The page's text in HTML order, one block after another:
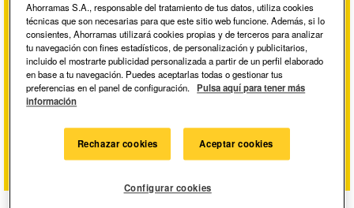
Buscar por palabra clave
Buscar por ubicación
Ahorramas S.A., responsable del tratamiento de tus datos, utiliza cookies
técnicas que son necesarias para que este sitio web funcione. Además, si lo
consientes, Ahorramas utilizará cookies propias y de terceros para analizar
tu navegación con fines estadísticos, de personalización y publicitarios,
incluido el mostrarte publicidad personalizada a partir de un perfil elaborado
en base a tu navegación. Puedes aceptarlas todas o gestionar tus
preferencias en el panel de configuración. Pulsa aquí para tener más
información
Rechazar cookies Aceptar cookies
Configurar cookies